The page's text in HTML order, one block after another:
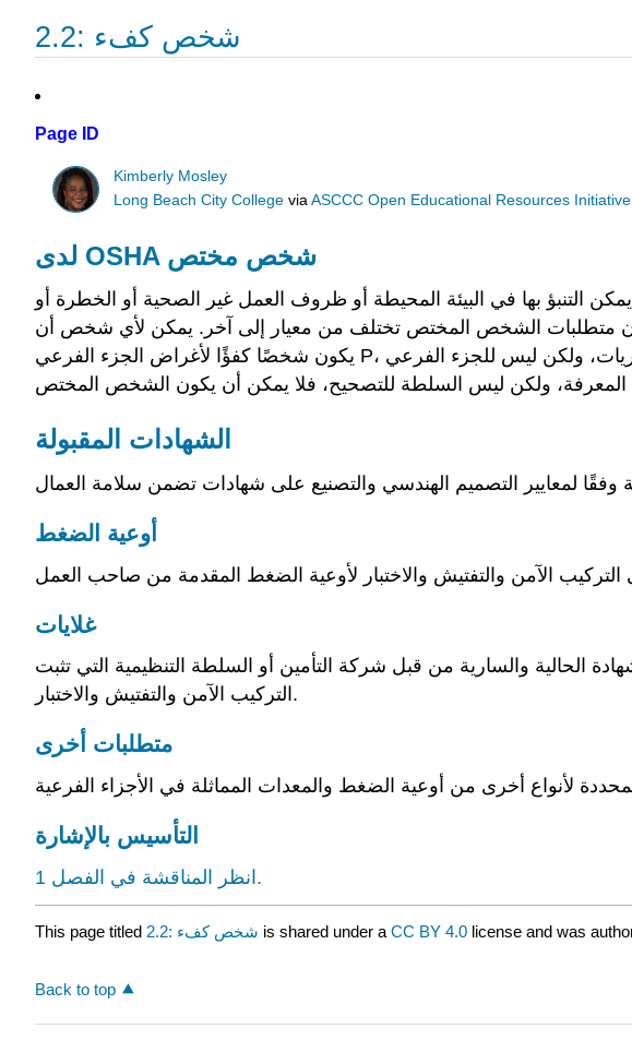
2.2: شخص كفء
Page ID
Kimberly Mosley
Long Beach City College viaASCCC Open Educational Resources
لدى OSHA شخص مختص
يمكن التنبؤ بها في البيئة المحيطة أو ظروف العمل غير الصحية أو الخطرة أو
أن متطلبات الشخص المختص تختلف من معيار إلى آخر. يمكن لأي شخص أن
يكون شخصًا كفؤًا لأغراض الجزء الفرعي P، الحفريات، ولكن ليس للجزء الفرعي N، الرافعات. المكون الحاسم الآخر للتعريف هو أن الشخص المختص يجب أن يكون قادرًا على
الشهادات المقبولة
أوعية الضغط
غلايات
الحالية والسارية من قبل شركة التأمين أو السلطة التنظيمية التي تثبت
التركيب الآمن والتفتيش والاختبار.
متطلبات أخرى
التأسيس بالإشارة
انظر المناقشة في الفصل 1.
This page titled 2.2: شخص كفء is shared under a CC BY 4.0 license and was
Back to top